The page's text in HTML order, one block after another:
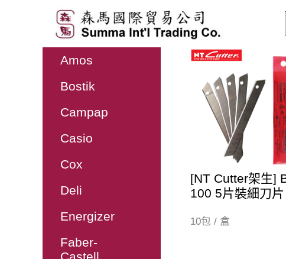
Amos
Bostik
Campap
Casio
Cox
Deli
Energizer
Faber-
[NT Cutter架生]
100 5片裝細刀片
10包 / 盒